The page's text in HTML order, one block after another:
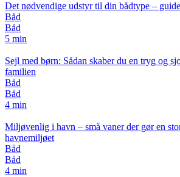
Det nødvendige udstyr til din bådtype –
Båd
Båd
5 min
Sejl med børn: Sådan skaber du en tryg og
familien
Båd
Båd
4 min
Miljøvenlig i havn – små vaner der gør en
havnemiljøet
Båd
Båd
4 min